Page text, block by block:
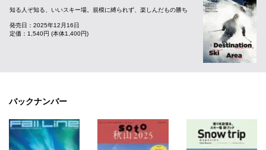
知る人ぞ知る、いいスキー場。規模に縛られず、楽しんだもの勝ち
発売日：2025年12月16日
定価：1,540円 (本体1,400円)
バックナンバー